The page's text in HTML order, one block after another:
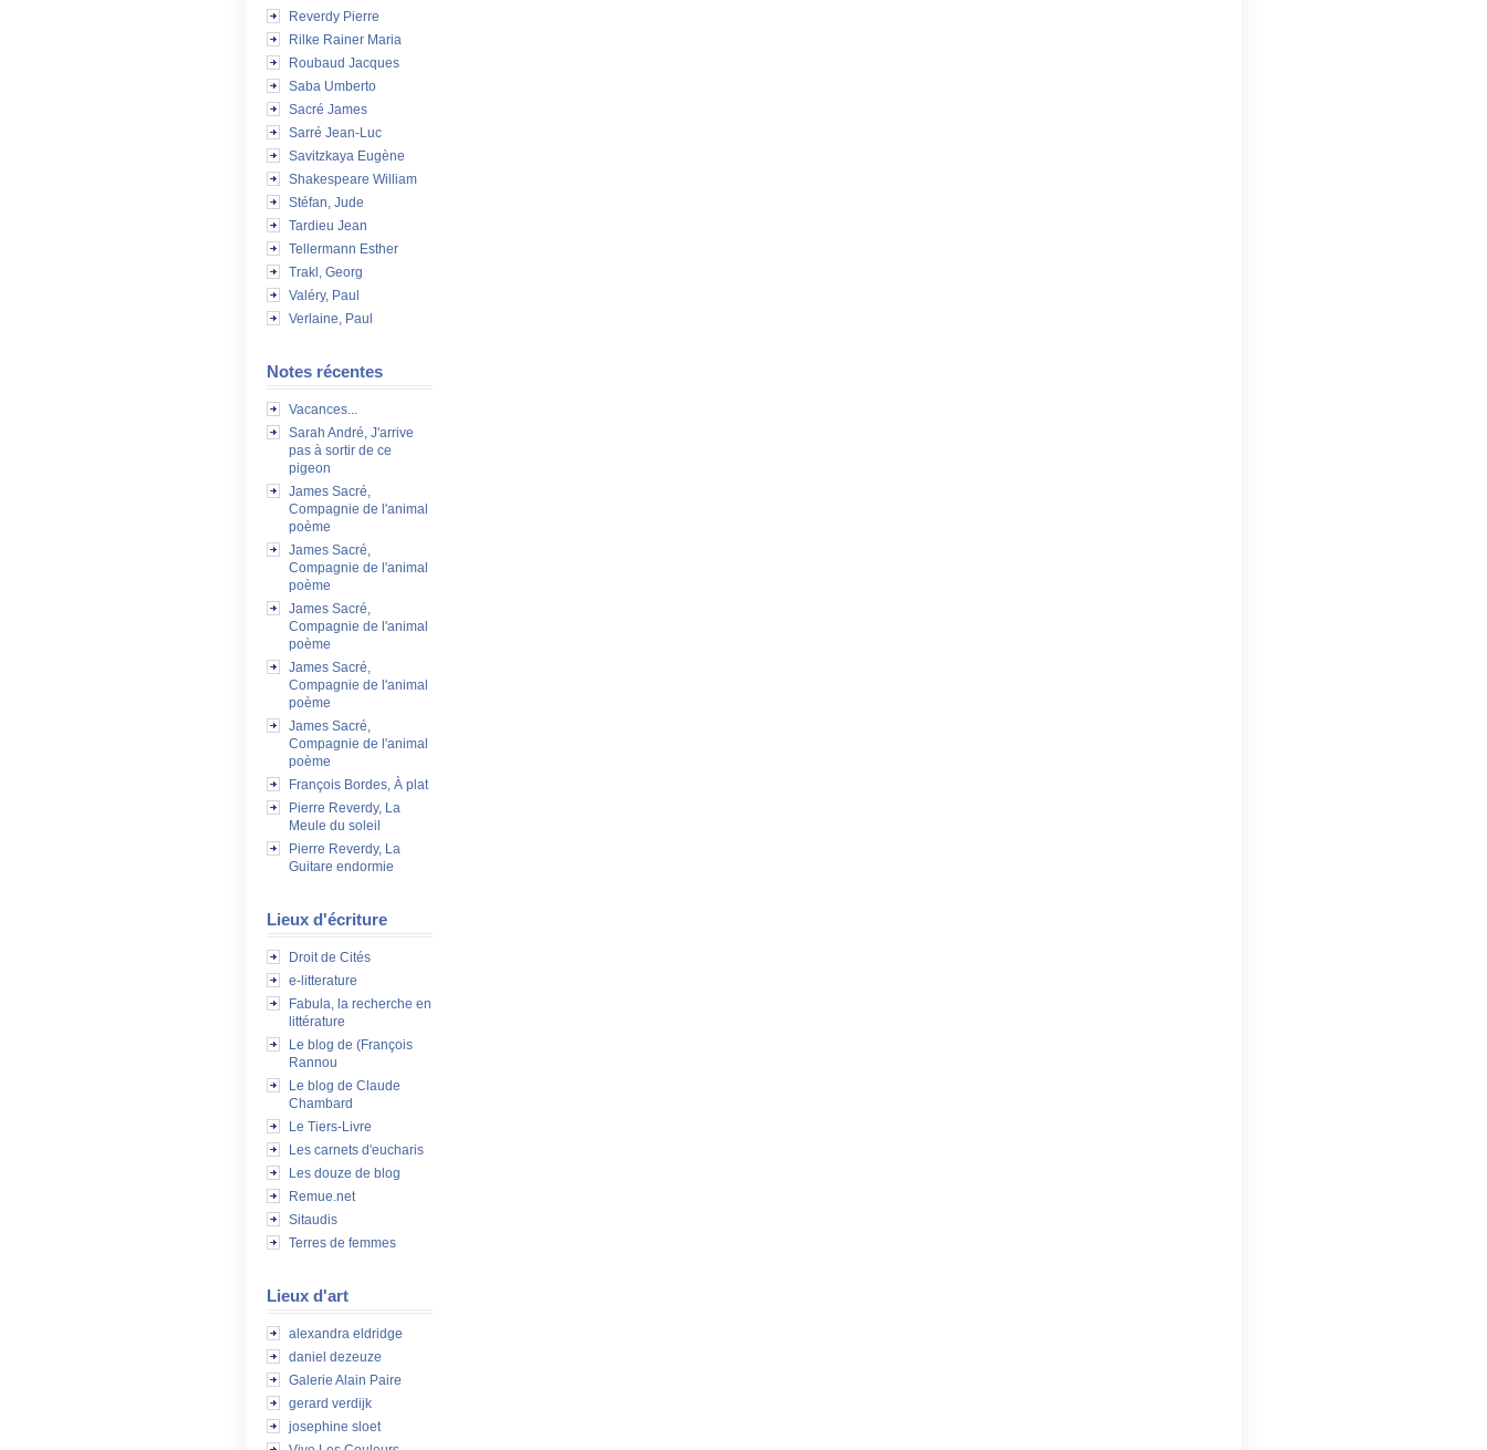
Reverdy Pierre
Rilke Rainer Maria
Roubaud Jacques
Saba Umberto
Sacré James
Sarré Jean-Luc
Savitzkaya Eugène
Shakespeare William
Stéfan, Jude
Tardieu Jean
Tellermann Esther
Trakl, Georg
Valéry, Paul
Verlaine, Paul
Notes récentes
Vacances...
Sarah André, J'arrive
pas à sortir de ce
pigeon
James Sacré,
Compagnie de l'animal
poème
James Sacré,
Compagnie de l'animal
poème
James Sacré,
Compagnie de l'animal
poème
James Sacré,
Compagnie de l'animal
poème
James Sacré,
Compagnie de l'animal
poème
François Bordes, À plat
Pierre Reverdy, La
Meule du soleil
Pierre Reverdy, La
Guitare endormie
Lieux d'écriture
Droit de Cités
e-litterature
Fabula, la recherche en
littérature
Le blog de (François
Rannou
Le blog de Claude
Chambard
Le Tiers-Livre
Les carnets d'eucharis
Les douze de blog
Remue.net
Sitaudis
Terres de femmes
Lieux d'art
alexandra eldridge
daniel dezeuze
Galerie Alain Paire
gerard verdijk
josephine sloet